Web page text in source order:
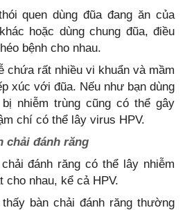
quen dùng đũa đang ăn của
hoặc dùng chung đũa, điều
bệnh cho nhau.
chứa rất nhiều vi khuẩn và mầm
xúc với đũa. Nếu như bạn dùng
nhiễm trùng cũng có thể gây
chí có thể lây virus HPV.
chải đánh răng
đánh răng có thể lây nhiễm
cho nhau, kể cả HPV.
bàn chải đánh răng thường